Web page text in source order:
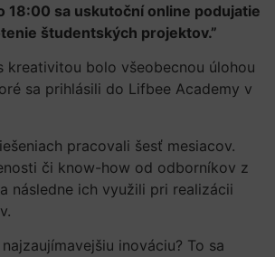
18:00 sa uskutoční online podujatie
študentských projektov.”
kreativitou bolo všeobecnou úlohou
sa prihlásili do Lifbee Academy v
pracovali šesť mesiacov.
či know-how od odborníkov z
následne ich využili pri realizácii
inováciu? To sa